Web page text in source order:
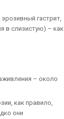
гастрит,
в слизистую) – как
– около
как правило,
они